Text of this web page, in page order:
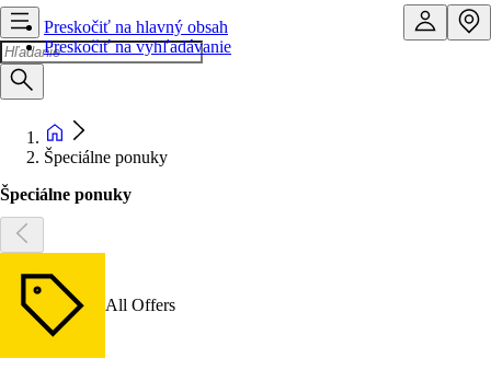
Preskočiť na hlavný obsah
Preskočiť na vyhľadávanie
Špeciálne ponuky
Špeciálne ponuky
All Offers